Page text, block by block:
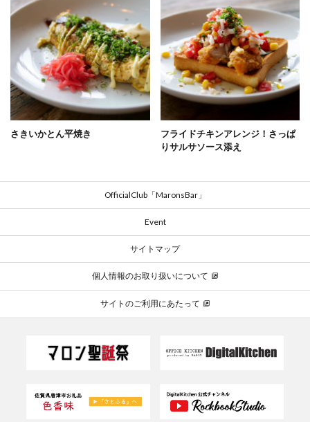
さきいかとん平焼き
フライドチキンアレンジ！さっぱ
りサルサソース添え
OfficialClub「MaronsBar」
Event
サイトマップ
個人情報のお取り扱いについて
サイトのご利用にあたって